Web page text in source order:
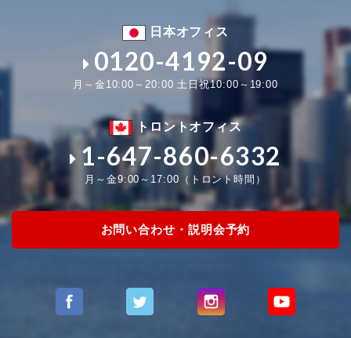
日本オフィス
0120-4192-09
月～金10:00～20:00 土日祝10:00～19:00
トロントオフィス
1-647-860-6332
月～金9:00～17:00（トロント時間）
お問い合わせ・説明会予約